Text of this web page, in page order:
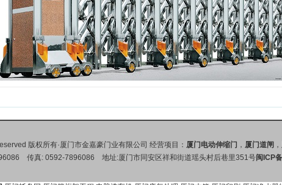
版权所有·厦门市金嘉豪门业有限公司 经营项目： 厦门电动伸缩门 ， 厦门道闸 ，
传真: 0592-7896086 地址:厦门市同安区祥和街道瑶头村后巷里351号闽ICP